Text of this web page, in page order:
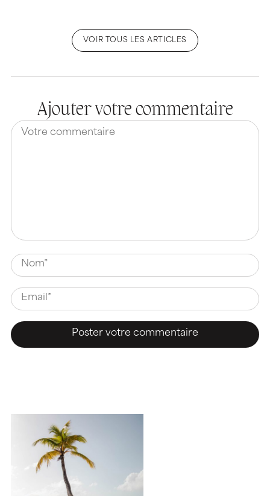
VOIR TOUS LES ARTICLES
Ajouter votre commentaire